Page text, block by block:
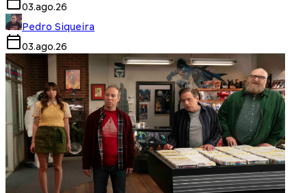
03.ago.26
Pedro Siqueira
03.ago.26